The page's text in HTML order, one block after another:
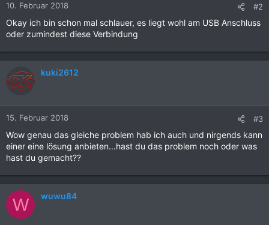
10. Februar 2018 #2
Okay ich bin schon mal schlauer, es liegt wohl am USB Anschluss
oder zumindest diese Verbindung
kuki2612
15. Februar 2018 #3
Wow genau das gleiche problem hab ich auch und nirgends kann
einer eine lösung anbieten...hast du das problem noch oder was
hast du gemacht??
W wuwu84